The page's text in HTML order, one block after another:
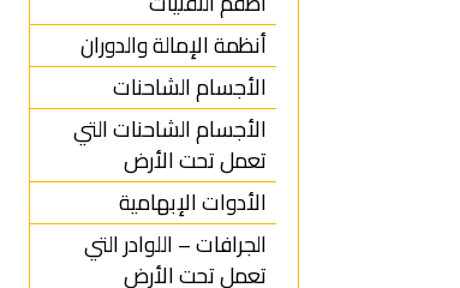
أنظمة الإمالة والدوران
الأجسام الشاحنات
الأجسام الشاحنات التي
تعمل تحت الأرض
الأدوات الإبهامية
الجرافات – اللوادر التي
تعمل تحت الأرض